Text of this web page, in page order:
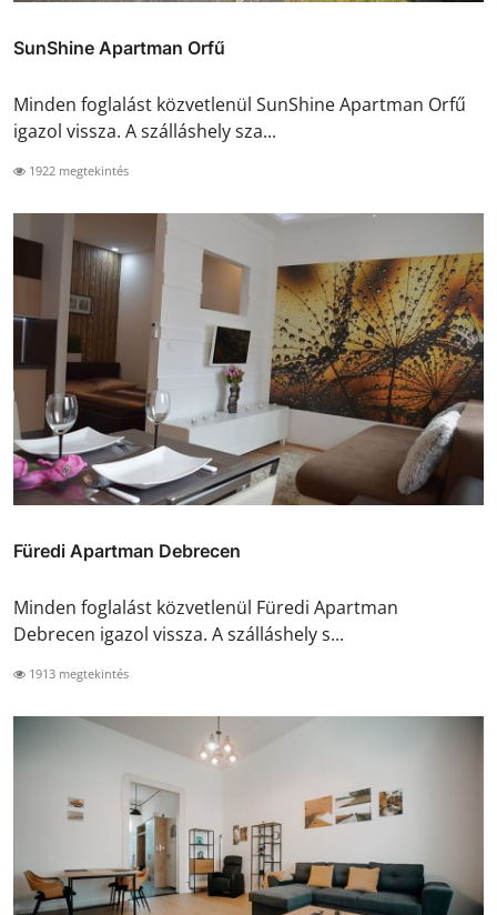
SunShine Apartman Orfű
Minden foglalást közvetlenül SunShine Apartman Orfű
igazol vissza. A szálláshely sza...
1922 megtekintés
Füredi Apartman Debrecen
Minden foglalást közvetlenül Füredi Apartman
Debrecen igazol vissza. A szálláshely s...
1913 megtekintés